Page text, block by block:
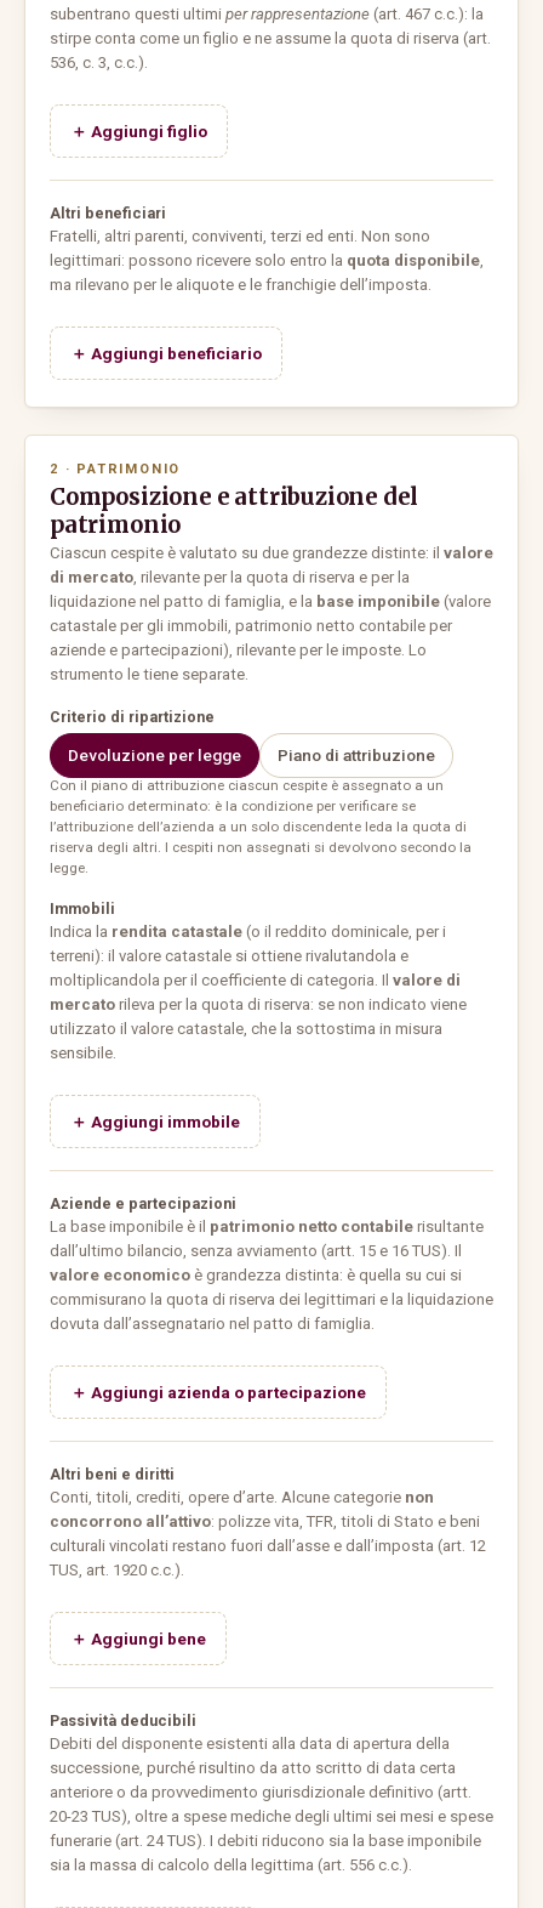
subentrano questi ultimi per rappresentazione (art. 467 c.c.): la
stirpe conta come un figlio e ne assume la quota di riserva (art.
536, c. 3, c.c.).
＋ Aggiungi figlio
Altri beneficiari
Fratelli, altri parenti, conviventi, terzi ed enti. Non sono
legittimari: possono ricevere solo entro la quota disponibile,
ma rilevano per le aliquote e le franchigie dell’imposta.
＋ Aggiungi beneficiario
2 · PATRIMONIO
Composizione e attribuzione del
patrimonio
Ciascun cespite è valutato su due grandezze distinte: il valore
di mercato, rilevante per la quota di riserva e per la
liquidazione nel patto di famiglia, e la base imponibile (valore
catastale per gli immobili, patrimonio netto contabile per
aziende e partecipazioni), rilevante per le imposte. Lo
strumento le tiene separate.
Criterio di ripartizione
Devoluzione per legge Piano di attribuzione
Con il piano di attribuzione ciascun cespite è assegnato a un
beneficiario determinato: è la condizione per verificare se
l’attribuzione dell’azienda a un solo discendente leda la quota di
riserva degli altri. I cespiti non assegnati si devolvono secondo la
legge.
Immobili
Indica la rendita catastale (o il reddito dominicale, per i
terreni): il valore catastale si ottiene rivalutandola e
moltiplicandola per il coefficiente di categoria. Il valore di
mercato rileva per la quota di riserva: se non indicato viene
utilizzato il valore catastale, che la sottostima in misura
sensibile.
＋ Aggiungi immobile
Aziende e partecipazioni
La base imponibile è il patrimonio netto contabile risultante
dall’ultimo bilancio, senza avviamento (artt. 15 e 16 TUS). Il
valore economico è grandezza distinta: è quella su cui si
commisurano la quota di riserva dei legittimari e la liquidazione
dovuta dall’assegnatario nel patto di famiglia.
＋ Aggiungi azienda o partecipazione
Altri beni e diritti
Conti, titoli, crediti, opere d’arte. Alcune categorie non
concorrono all’attivo: polizze vita, TFR, titoli di Stato e beni
culturali vincolati restano fuori dall’asse e dall’imposta (art. 12
TUS, art. 1920 c.c.).
＋ Aggiungi bene
Passività deducibili
Debiti del disponente esistenti alla data di apertura della
successione, purché risultino da atto scritto di data certa
anteriore o da provvedimento giurisdizionale definitivo (artt.
20-23 TUS), oltre a spese mediche degli ultimi sei mesi e spese
funerarie (art. 24 TUS). I debiti riducono sia la base imponibile
sia la massa di calcolo della legittima (art. 556 c.c.).